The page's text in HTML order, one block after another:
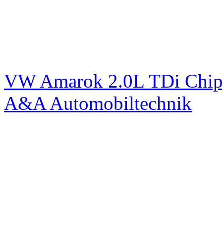
VW Amarok 2.0L TDi
A&A Automobiltechnik